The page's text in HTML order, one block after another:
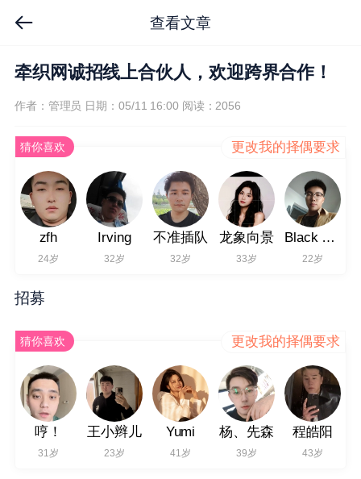
查看文章
牵织网诚招线上合伙人，欢迎跨界合作！
作者：管理员 日期：05/11 16:00 阅读：2056
猜你喜欢 更改我的择偶要求
zfh
24岁
Irving
32岁
不准插队
32岁
龙象向景
33岁
Black Rose
22岁
招募
猜你喜欢 更改我的择偶要求
哼！
31岁
王小辫儿
23岁
Yumi
41岁
杨、先森
39岁
程皓阳
43岁